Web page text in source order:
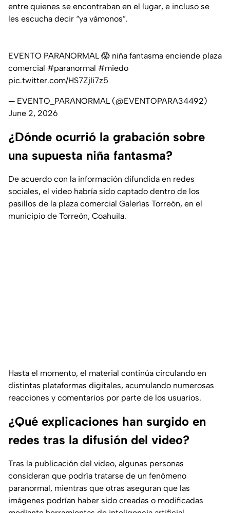
entre quienes se encontraban en el lugar, e incluso se
les escucha decir “ya vámonos”.
EVENTO PARANORMAL 😱 niña fantasma enciende plaza
comercial #paranormal #miedo
pic.twitter.com/HS7ZjIi7z5
— EVENTO_PARANORMAL (@EVENTOPARA34492)
June 2, 2026
¿Dónde ocurrió la grabación sobre
una supuesta niña fantasma?
De acuerdo con la información difundida en redes
sociales, el video habría sido captado dentro de los
pasillos de la plaza comercial Galerías Torreón, en el
municipio de Torreón, Coahuila.
Hasta el momento, el material continúa circulando en
distintas plataformas digitales, acumulando numerosas
reacciones y comentarios por parte de los usuarios.
¿Qué explicaciones han surgido en
redes tras la difusión del video?
Tras la publicación del video, algunas personas
consideran que podría tratarse de un fenómeno
paranormal, mientras que otras aseguran que las
imágenes podrían haber sido creadas o modificadas